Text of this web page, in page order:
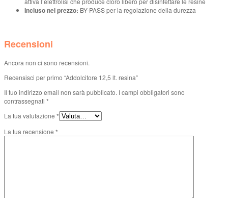
Incluso nel prezzo: BY-PASS per la regolazione della durezza
Recensioni
Ancora non ci sono recensioni.
Recensisci per primo “Addolcitore 12,5 lt. resina”
Il tuo indirizzo email non sarà pubblicato. I campi obbligatori sono
contrassegnati *
La tua valutazione *
La tua recensione *